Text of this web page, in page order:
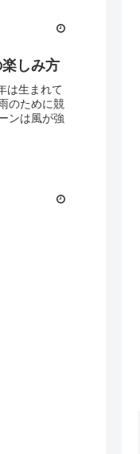
しみ方
は生まれて
のために競
ンは風が強